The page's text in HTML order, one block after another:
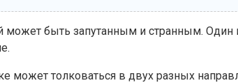
быть запутанным и странным. Один
может толковаться в двух разных